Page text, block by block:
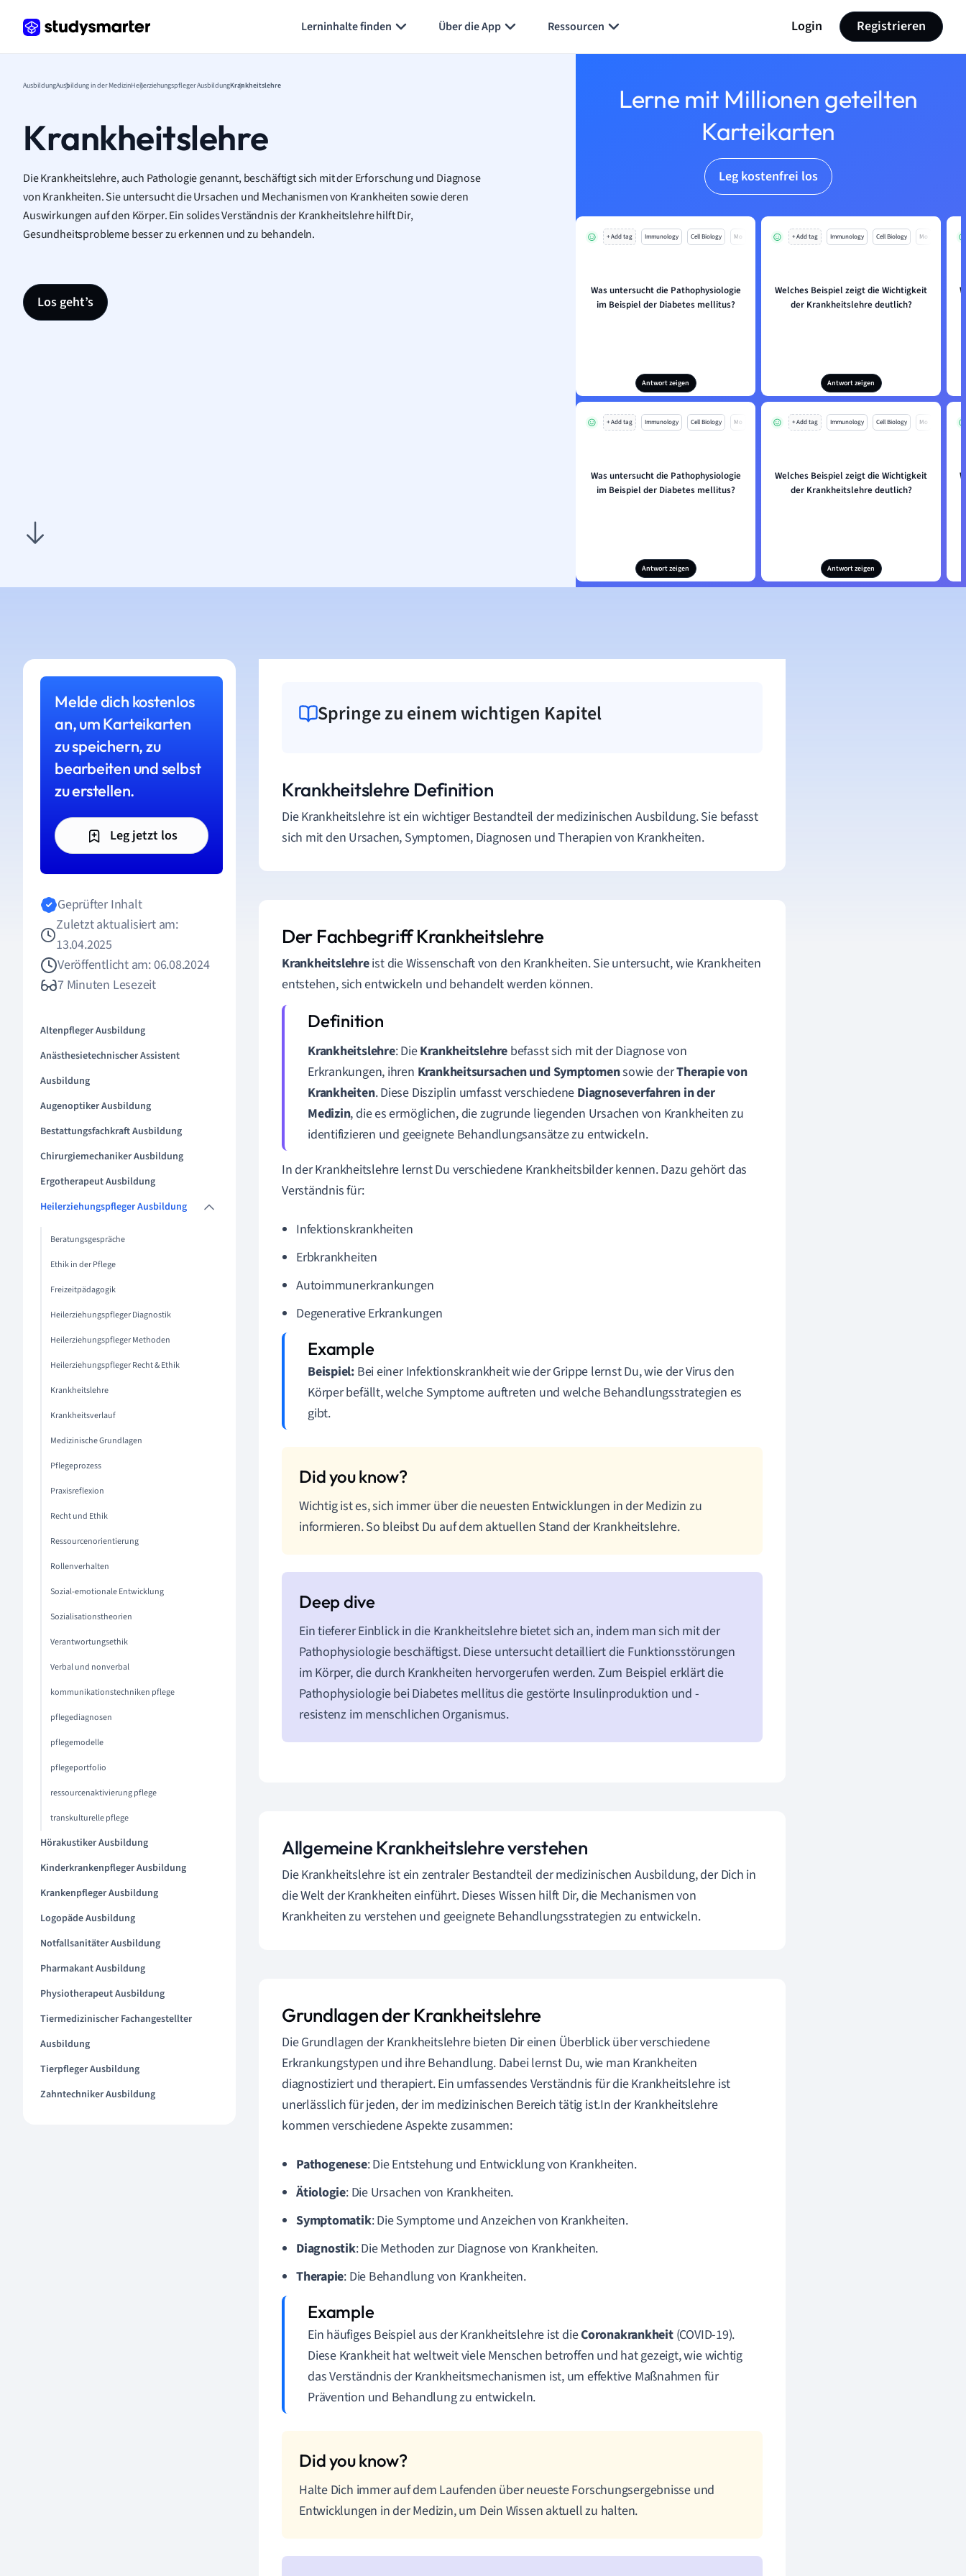
Lerninhalte finden Über die App Ressourcen Login Registrieren
AusbildungAusbildung in der MedizinHeilerziehungspfleger AusbildungKrankheitslehre
Krankheitslehre
Die Krankheitslehre, auch Pathologie genannt, beschäftigt sich mit der Erforschung und Diagnose
von Krankheiten. Sie untersucht die Ursachen und Mechanismen von Krankheiten sowie deren
Auswirkungen auf den Körper. Ein solides Verständnis der Krankheitslehre hilft Dir,
Gesundheitsprobleme besser zu erkennen und zu behandeln.
Los geht’s
Lerne mit Millionen geteilten
Karteikarten
Leg kostenfrei los
+ Add tag Immunology Cell Biology Mo
Was untersucht die Pathophysiologie
im Beispiel der Diabetes mellitus?
Antwort zeigen
+ Add tag Immunology Cell Biology Mo
Welches Beispiel zeigt die Wichtigkeit
der Krankheitslehre deutlich?
Antwort zeigen
+ Add tag Immunology Cell Biology Mo
Was untersucht die Pathophysiologie
im Beispiel der Diabetes mellitus?
Antwort zeigen
+ Add tag Immunology Cell Biology Mo
Welches Beispiel zeigt die Wichtigkeit
der Krankheitslehre deutlich?
Antwort zeigen
Melde dich kostenlos
an, um Karteikarten
zu speichern, zu
bearbeiten und selbst
zu erstellen.
Leg jetzt los
Geprüfter Inhalt
Zuletzt aktualisiert am:
13.04.2025
Veröffentlicht am: 06.08.2024
7 Minuten Lesezeit
Altenpfleger Ausbildung
Anästhesietechnischer Assistent
Ausbildung
Augenoptiker Ausbildung
Bestattungsfachkraft Ausbildung
Chirurgiemechaniker Ausbildung
Ergotherapeut Ausbildung
Heilerziehungspfleger Ausbildung
Beratungsgespräche
Ethik in der Pflege
Freizeitpädagogik
Heilerziehungspfleger Diagnostik
Heilerziehungspfleger Methoden
Heilerziehungspfleger Recht & Ethik
Krankheitslehre
Krankheitsverlauf
Medizinische Grundlagen
Pflegeprozess
Praxisreflexion
Recht und Ethik
Ressourcenorientierung
Rollenverhalten
Sozial-emotionale Entwicklung
Sozialisationstheorien
Verantwortungsethik
Verbal und nonverbal
kommunikationstechniken pflege
pflegediagnosen
pflegemodelle
pflegeportfolio
ressourcenaktivierung pflege
transkulturelle pflege
Hörakustiker Ausbildung
Kinderkrankenpfleger Ausbildung
Krankenpfleger Ausbildung
Logopäde Ausbildung
Notfallsanitäter Ausbildung
Pharmakant Ausbildung
Physiotherapeut Ausbildung
Tiermedizinischer Fachangestellter
Ausbildung
Tierpfleger Ausbildung
Zahntechniker Ausbildung
Springe zu einem wichtigen Kapitel
Krankheitslehre Definition
Die Krankheitslehre ist ein wichtiger Bestandteil der medizinischen Ausbildung. Sie befasst
sich mit den Ursachen, Symptomen, Diagnosen und Therapien von Krankheiten.
Der Fachbegriff Krankheitslehre
Krankheitslehreist die Wissenschaft von den Krankheiten. Sie untersucht, wie Krankheiten
entstehen, sich entwickeln und behandelt werden können.
Krankheitslehre: DieKrankheitslehre befasst sich mit der Diagnose von
Erkrankungen, ihren Krankheitsursachen und Symptomensowie derTherapie von
Krankheiten. Diese Disziplin umfasst verschiedene Diagnoseverfahren in der
Medizin, die es ermöglichen, die zugrunde liegenden Ursachen von Krankheiten zu
identifizieren und geeignete Behandlungsansätze zu entwickeln.
In der Krankheitslehre lernst Du verschiedene Krankheitsbilder kennen. Dazu gehört das
Verständnis für:
Infektionskrankheiten
Erbkrankheiten
Autoimmunerkrankungen
Degenerative Erkrankungen
Beispiel: Bei einer Infektionskrankheit wie der Grippe lernst Du, wie der Virus den
Körper befällt, welche Symptome auftreten und welche Behandlungsstrategien es
gibt.
Wichtig ist es, sich immer über die neuesten Entwicklungen in der Medizin zu
informieren. So bleibst Du auf dem aktuellen Stand der Krankheitslehre.
Ein tieferer Einblick in die Krankheitslehre bietet sich an, indem man sich mit der
Pathophysiologie beschäftigst. Diese untersucht detailliert die Funktionsstörungen
im Körper, die durch Krankheiten hervorgerufen werden. Zum Beispiel erklärt die
Pathophysiologie bei Diabetes mellitus die gestörte Insulinproduktion und -
resistenz im menschlichen Organismus.
Allgemeine Krankheitslehre verstehen
Die Krankheitslehre ist ein zentraler Bestandteil der medizinischen Ausbildung, der Dich in
die Welt der Krankheiten einführt. Dieses Wissen hilft Dir, die Mechanismen von
Krankheiten zu verstehen und geeignete Behandlungsstrategien zu entwickeln.
Grundlagen der Krankheitslehre
Die Grundlagen der Krankheitslehre bieten Dir einen Überblick über verschiedene
Erkrankungstypen und ihre Behandlung. Dabei lernst Du, wie man Krankheiten
diagnostiziert und therapiert. Ein umfassendes Verständnis für die Krankheitslehre ist
unerlässlich für jeden, der im medizinischen Bereich tätig ist.In der Krankheitslehre
kommen verschiedene Aspekte zusammen:
Pathogenese: Die Entstehung und Entwicklung von Krankheiten.
Ätiologie: Die Ursachen von Krankheiten.
Symptomatik: Die Symptome und Anzeichen von Krankheiten.
Diagnostik: Die Methoden zur Diagnose von Krankheiten.
Therapie: Die Behandlung von Krankheiten.
Ein häufiges Beispiel aus der Krankheitslehre ist dieCoronakrankheit(COVID-19).
Diese Krankheit hat weltweit viele Menschen betroffen und hat gezeigt, wie wichtig
das Verständnis der Krankheitsmechanismen ist, um effektive Maßnahmen für
Prävention und Behandlung zu entwickeln.
Halte Dich immer auf dem Laufenden über neueste Forschungsergebnisse und
Entwicklungen in der Medizin, um Dein Wissen aktuell zu halten.